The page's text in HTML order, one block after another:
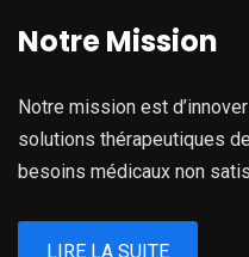
Notre Mission
Notre mission est
solutions thérapeutiques
besoins médicaux non
LIRE LA SUITE